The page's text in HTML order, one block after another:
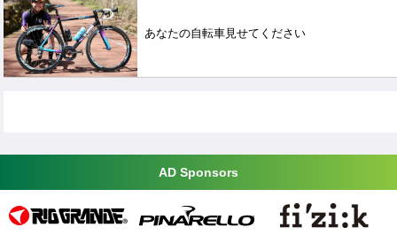
あなたの自転車見せてください
AD Sponsors